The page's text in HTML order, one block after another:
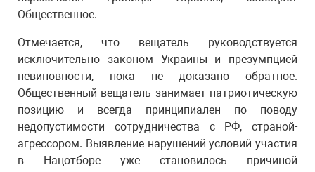
Общественное.
Отмечается, что вещатель руководствуется
исключительно законом Украины и презумпцией
невиновности, пока не доказано обратное.
Общественный вещатель занимает патриотическую
позицию и всегда принципиален по поводу
недопустимости сотрудничества с РФ, страной-
агрессором. Выявление нарушений условий участия
в Нацотборе уже становилось причиной